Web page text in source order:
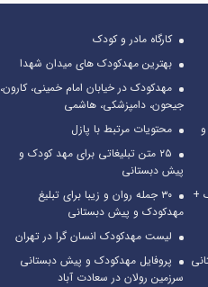
کارگاه مادر و کودک
بهترین مهدکودک های میدان شهدا
مهدکودک در خیابان امام خمینی، کارون،
جیحون، دامپزشکی، هاشمی
محتویات مرتبط با پازل
۲۵ متن تبلیغاتی برای مهد کودک و
پیش دبستانی
+
۳۰ جمله روان و زیبا برای تبلیغ
مهدکودک و پیش دبستانی
لیست مهدکودک انسان گرا در تهران
پروفایل مهدکودک و پیش دبستانی
سرزمین رولان در سعادت آباد